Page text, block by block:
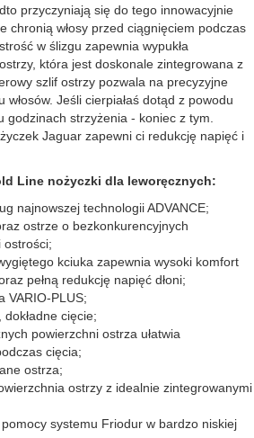
przyczyniają się do tego innowacyjnie
chronią włosy przed ciągnięciem podczas
w ślizgu zapewnia wypukła
która jest doskonale zintegrowana z
szlif ostrzy pozwala na precyzyjne
Jeśli cierpiałaś dotąd z powodu
godzinach strzyżenia - koniec z tym.
Jaguar zapewni ci redukcję napięć i
Line nożyczki dla leworęcznych:
najnowszej technologii ADVANCE;
ostrze o bezkonkurencyjnych
ostrości;
kciuka zapewnia wysoki komfort
pełną redukcję napięć dłoni;
VARIO-PLUS;
cięcie;
powierzchni ostrza ułatwia
cięcia;
ostrza;
ostrzy z idealnie zintegrowanymi
systemu Friodur w bardzo niskiej